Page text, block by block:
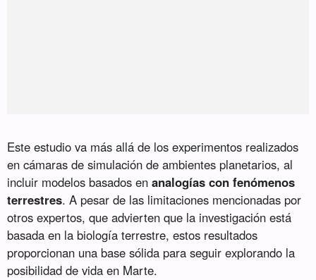
Este estudio va más allá de los experimentos realizados
en cámaras de simulación de ambientes planetarios, al
incluir modelos basados enanalogías con fenómenos
terrestres. A pesar de las limitaciones mencionadas por
otros expertos, que advierten que la investigación está
basada en la biología terrestre, estos resultados
proporcionan una base sólida para seguir explorando la
posibilidad de vida en Marte.